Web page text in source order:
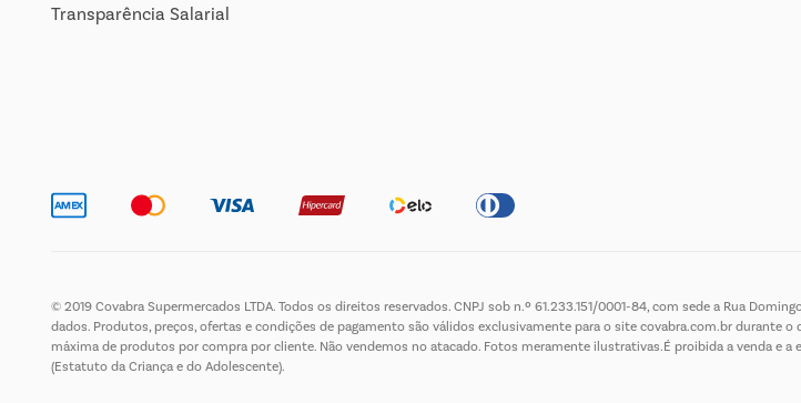
Transparência Salarial
© 2019 Covabra Supermercados LTDA. Todos os direitos reservados. CNPJ sob n.º 61.233.151/0001-84, com sede a Rua
dados. Produtos, preços, ofertas e condições de pagamento são válidos exclusivamente para o site covabra.com.br durante
máxima de produtos por compra por cliente. Não vendemos no atacado. Fotos meramente ilustrativas.É proibida a venda e a
(Estatuto da Criança e do Adolescente).